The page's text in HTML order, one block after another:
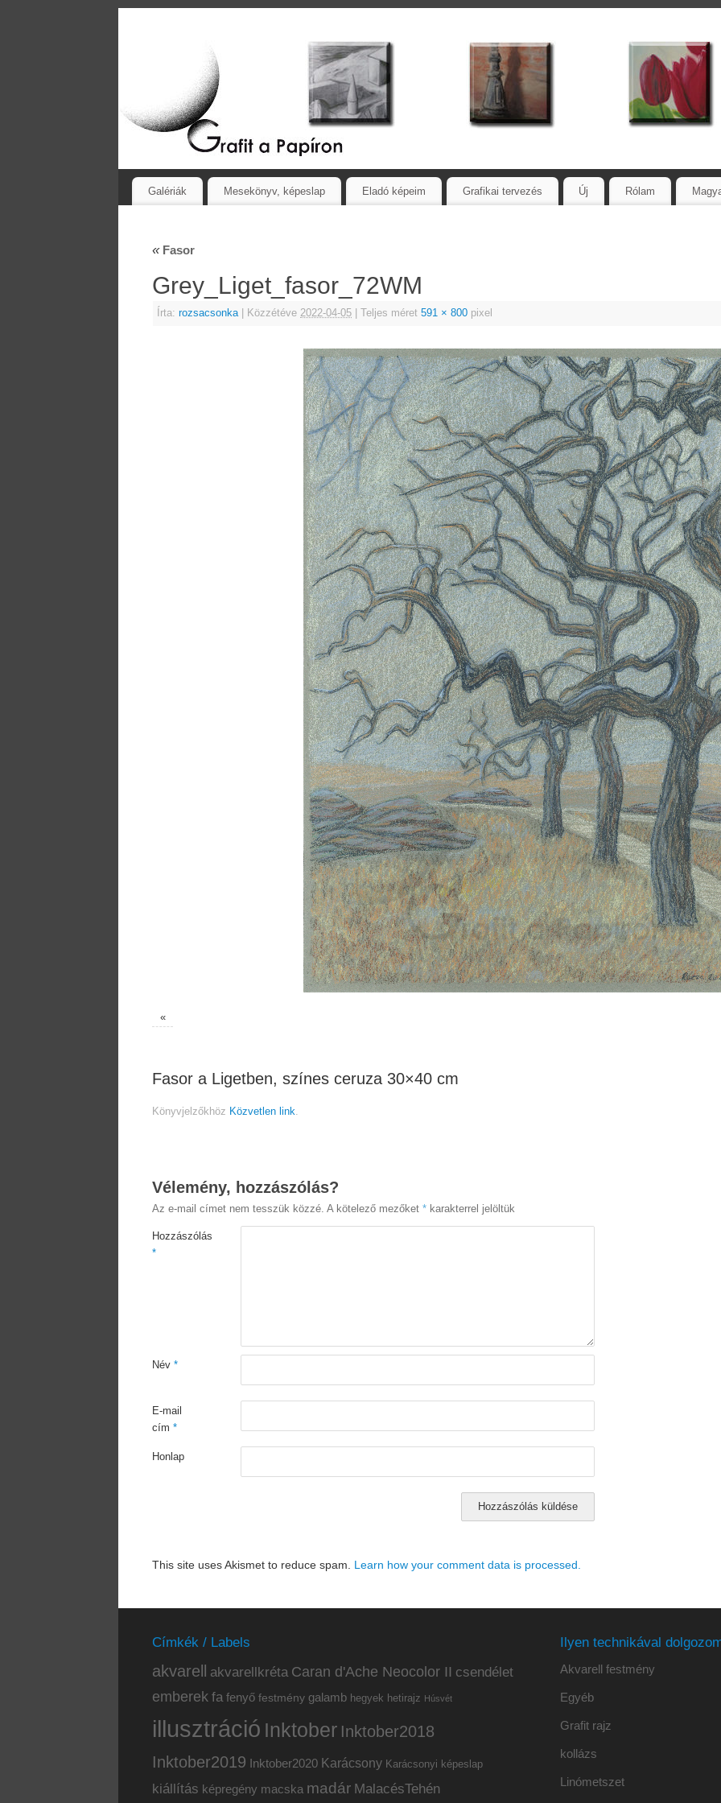
Galériák Mesekönyv, képeslap Eladó képeim Grafikai tervezés Új Rólam
«Fasor
Grey_Liget_fasor_72WM
Írta: rozsacsonka Közzétéve 2022-04-05 Teljes méret 591 × 800 pixel
«
Fasor a Ligetben, színes ceruza 30×40 cm
Könyvjelzőkhöz Közvetlen link.
Vélemény, hozzászólás?
Az e-mail címet nem tesszük közzé. A kötelező mezőket * karakterrel jelöltük
Hozzászólás
*
Név *
E-mail
cím *
Honlap
This site uses Akismet to reduce spam. Learn how your comment data is processed.
Címkék / Labels
akvarell akvarellkréta Caran d'Ache Neocolor II csendélet
emberek fa fenyő festmény galamb hegyek hetirajz Húsvét
illusztráció Inktober Inktober2018
Inktober2019 Inktober2020 Karácsony Karácsonyi képeslap
kiállítás képregény macska madár MalacésTehén
Ilyen technikával
Akvarell festmény
Egyéb
Grafit rajz
kollázs
Linómetszet